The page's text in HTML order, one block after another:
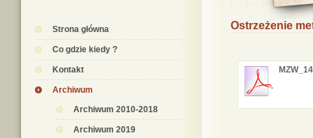
Strona główna
Co gdzie kiedy ?
Kontakt
Archiwum
Archiwum 2010-2018
Archiwum 2019
Ostrzeżenie